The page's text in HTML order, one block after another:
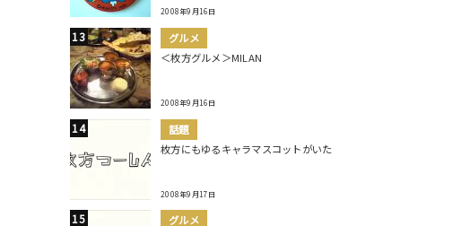
2008年9月16日
グルメ
＜枚方グルメ＞MILAN
2008年9月16日
話題
枚方にもゆるキャラマスコットがいた
2008年9月17日
グルメ